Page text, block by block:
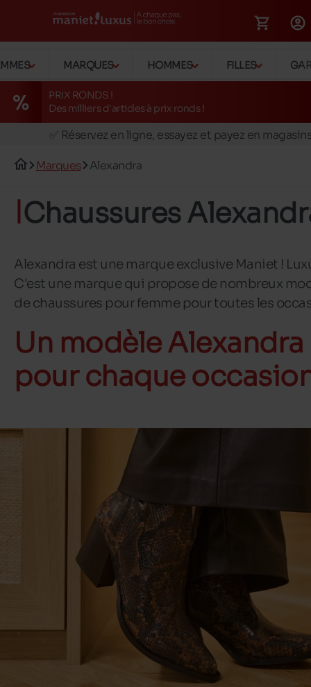
MARQUES HOMMES FILLES
PRIX RONDS !
Des milliers d'articles à prix ronds !
🚛 Livraison gratuite en magasins
✅ Réservez en ligne, essayez et payez en
🚛 Livraison gratuite en magasins
Marques Alexandra
Chaussures
Alexandra est une marque exclusive Maniet !
C'est une marque qui propose de nombreux
de chaussures pour femme pour toutes les
Un modèle Alexandra
pour chaque